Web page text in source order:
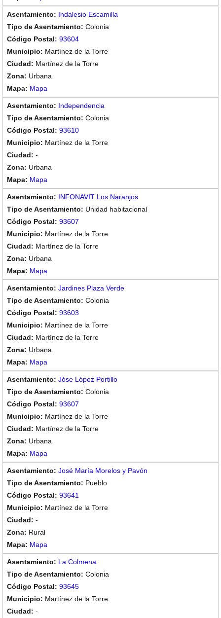
Indalesio Escamilla
Colonia
93604
Martínez de la Torre
Martínez de la Torre
Urbana
Mapa
Independencia
Colonia
93610
Martínez de la Torre
-
Urbana
Mapa
INFONAVIT Los Naranjos
Unidad habitacional
93607
Martínez de la Torre
Martínez de la Torre
Urbana
Mapa
Jardines Plaza Verde
Colonia
93603
Martínez de la Torre
Martínez de la Torre
Urbana
Mapa
Jóse López Portillo
Colonia
93607
Martínez de la Torre
Martínez de la Torre
Urbana
Mapa
José María Morelos y Pavón
Pueblo
93641
Martínez de la Torre
-
Rural
Mapa
La Colmena
Colonia
93645
Martínez de la Torre
-